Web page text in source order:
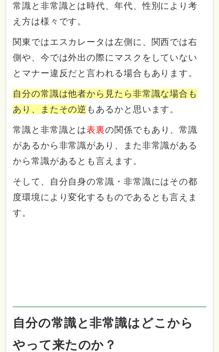
常識と非常識とは時代、年代、性別により考
え方は様々です。
関東ではエスカレータは左側に、関西では右
側や、今では外出の際にマスクをしていない
とマナー違反だと言われる場合もあります。
自分の常識は他者から見たら非常識な場合も
あり、またその逆 もあるかと思います。
常識と非常識とは表裏の関係でもあり、常識
があるから非常識があり、また非常識がある
から常識があるとも言えます。
そして、自分自身の常識・非常識にはその都
度環境により変化するものであるとも言えま
す。
自分の常識と非常識はどこから
やって来たのか？